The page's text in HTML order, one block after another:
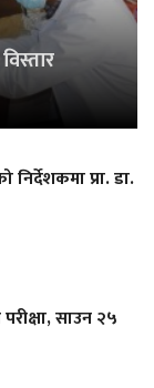
निर्देशकमा प्रा. डा.
साउन २५